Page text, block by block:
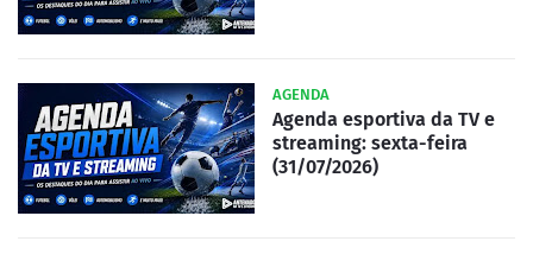
AGENDA
Agenda esportiva da TV e
streaming: sexta-feira
(31/07/2026)